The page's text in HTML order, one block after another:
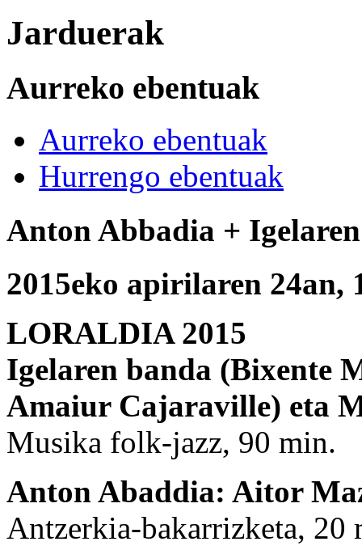
Jarduerak
Aurreko ebentuak
Aurreko ebentuak
Hurrengo ebentuak
Anton Abbadia +
2015eko apirilaren 24an,
LORALDIA 2015
Igelaren banda (Bixente
Amaiur Cajaraville) eta
Musika folk-jazz, 90 min.
Anton Abaddia: Aitor
Antzerkia-bakarrizketa, 20